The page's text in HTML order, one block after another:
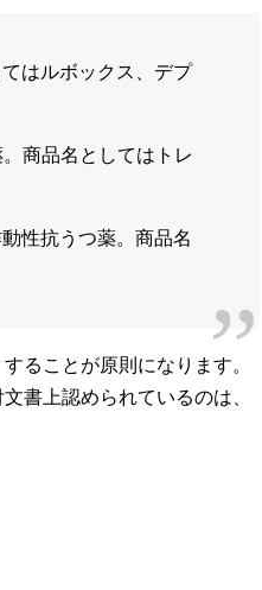
はルボックス、デプ
商品名としてはトレ
性抗うつ薬。商品名
ることが原則になります。
書上認められているのは、